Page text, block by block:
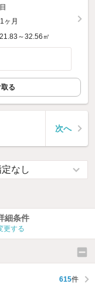
ヶ月
21.83～32.56㎡
る
次へ
細条件
更する
615件